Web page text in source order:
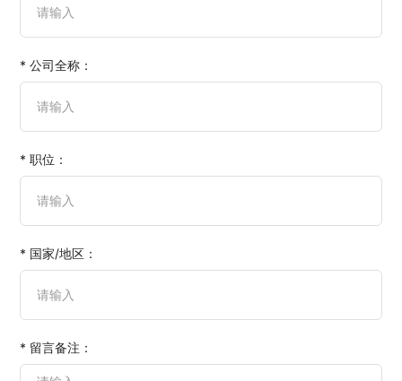
* 公司全称：
* 职位：
* 国家/地区：
* 留言备注：